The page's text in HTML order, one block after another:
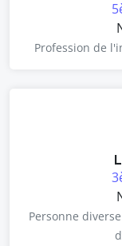
Profession de
Personne